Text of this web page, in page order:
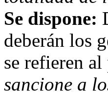
Se dispone:
deberán los
se refieren
sancione a